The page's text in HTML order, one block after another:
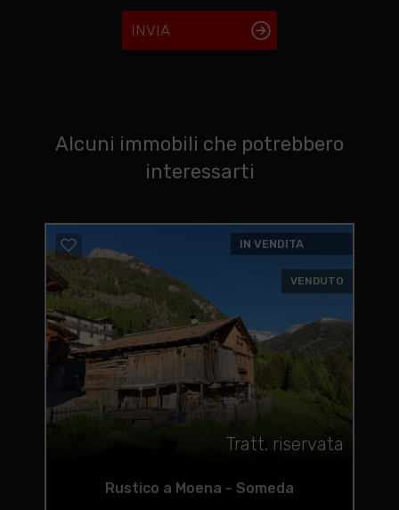
INVIA
Alcuni immobili che potrebbero
interessarti
IN VENDITA
VENDUTO
Tratt. riservata
Rustico a Moena - Someda